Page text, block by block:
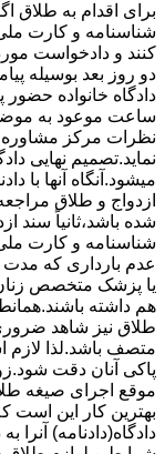
برای اقدام به طلاق
شناسنامه و کارت
کنند و دادخواست
دو روز بعد بوسیله
دادگاه خانواده
ساعت موعود به
نظرات مرکز
نماید.تصمیم نهایی
میشود.آنگاه آنها با
ازدواج و طلاق
شده باشد،ثانیاً سند
شناسنامه و کارت
عدم بارداری که مدت
یا پزشک متخصص زنان
هم داشته
طلاق نیز شاهد
متصف باشد.لذا
پاکی آنان دقت
موقع اجرای صیغه
بهترین کار این است
دادگاه(دادنامه)